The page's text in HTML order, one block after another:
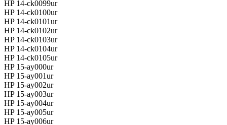
HP 14-ck0099ur
HP 14-ck0100ur
HP 14-ck0101ur
HP 14-ck0102ur
HP 14-ck0103ur
HP 14-ck0104ur
HP 14-ck0105ur
HP 15-ay000ur
HP 15-ay001ur
HP 15-ay002ur
HP 15-ay003ur
HP 15-ay004ur
HP 15-ay005ur
HP 15-ay006ur